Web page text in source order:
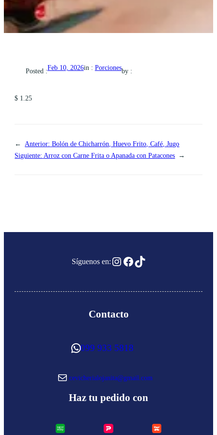
Posted :Feb 10, 2026in : Porcionesby :
$ 1.25
← Anterior: Bolón de Chicharrón, Huevo Frito, Café, Jugo
Siguiente: Arroz con Carne Frita o Apanada con Patacones →
Síguenos en:Instagram
Facebook
TikTok
Contacto
WhatsApp 099 933 5818
Correo electrónico cevicherialojanita@gmail.com
Haz tu pedido con